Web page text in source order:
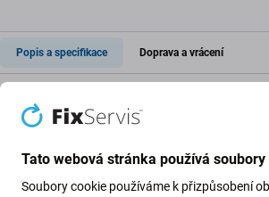
Popis a specifikace Doprava a vrácení
Antistatický ESD sáček se
(červený)
Tato webová stránka používá
Soubory cookie používáme k přizpůsobení